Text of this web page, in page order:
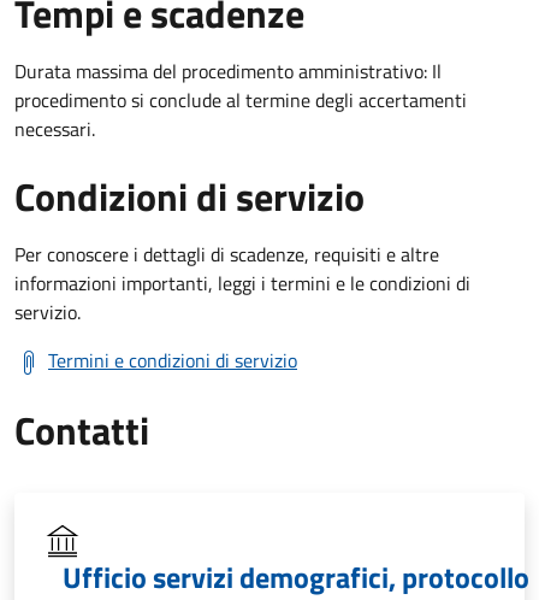
Tempi e scadenze
Durata massima del procedimento amministrativo: Il
procedimento si conclude al termine degli accertamenti
necessari.
Condizioni di servizio
Per conoscere i dettagli di scadenze, requisiti e altre
informazioni importanti, leggi i termini e le condizioni di
servizio.
Termini e condizioni di servizio
Contatti
Ufficio servizi demografici, protocollo